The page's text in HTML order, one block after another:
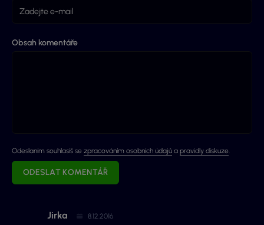
Obsah komentáře
Odeslaním souhlasíš se zpracováním osobních údajů a pravidly diskuze.
ODESLAT KOMENTÁŘ
Jirka 8.12.2016